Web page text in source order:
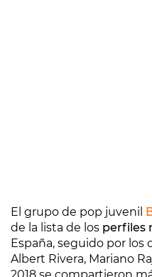
El grupo de pop juvenil
de la lista de los perfiles
España, seguido por los
Albert Rivera, Mariano